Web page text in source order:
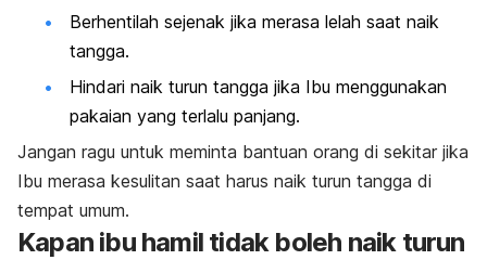
Berhentilah sejenak jika merasa lelah saat naik
tangga.
Hindari naik turun tangga jika Ibu menggunakan
pakaian yang terlalu panjang.
Jangan ragu untuk meminta bantuan orang di sekitar jika
Ibu merasa kesulitan saat harus naik turun tangga di
tempat umum.
Kapan ibu hamil tidak boleh naik turun